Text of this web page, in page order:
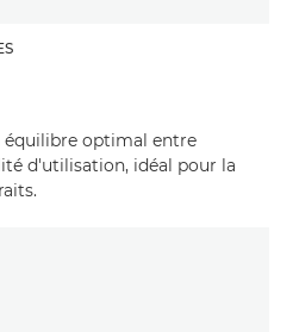
équilibre optimal entre
d'utilisation, idéal pour la